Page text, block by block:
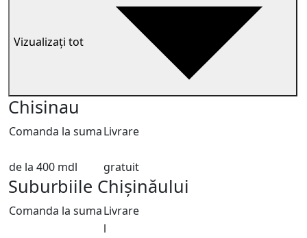
Vizualizați tot
Chisinau
Comanda la sumaLivrare
de la 400 mdl gratuit
Suburbiile Chișinăului
Comanda la sumaLivrare
l